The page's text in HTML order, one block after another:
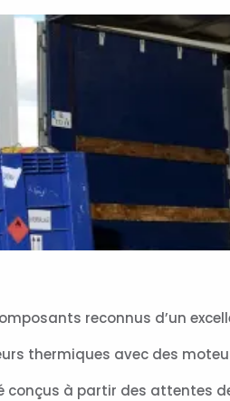
reconnus d’un
thermiques avec des
à partir des attentes